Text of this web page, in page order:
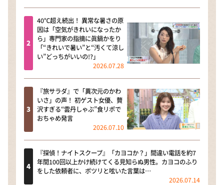
40℃超え続出！ 異常な暑さの原
因は「空気がきれいになったか
ら」専門家の指摘に眞鍋かをり
「“きれいで暑い”と“汚くて涼し
い”どっちがいいの!?」
2026.07.28
『旅サラダ』で「異次元のかわ
いさ」の声！ 初ゲスト女優、贅
沢すぎる“雲丹しゃぶ”食リポで
おちゃめ発言
2026.07.10
『探偵！ナイトスクープ』「カヨコか？」間違い電話を約7
年間100回以上かけ続けてくる見知らぬ男性。カヨコのふり
をした依頼者に、ポツリと呟いた言葉は…
2026.07.14